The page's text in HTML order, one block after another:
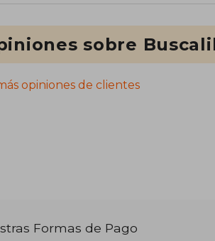
sobre
opiniones de clientes
Formas de Pago